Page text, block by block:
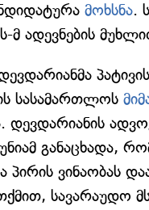
მოხსნა.
მ ადევნების
სასამართლოს
დევდარიანის
განაცხადა,
ვინაობას
სავარაუდო